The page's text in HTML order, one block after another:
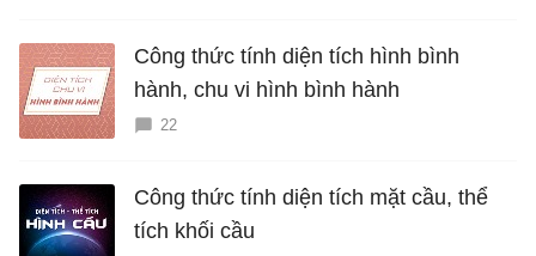
Công thức tính diện tích hình bình
hành, chu vi hình bình hành
22
Công thức tính diện tích mặt cầu, thể
tích khối cầu